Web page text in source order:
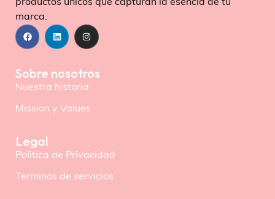
productos únicos que capturan la esencia de tu
marca.
Sobre nosotros
Nuestra historia
Mission y Values
Legal
Politica de Privacidad
Terminos de servicios